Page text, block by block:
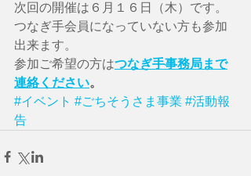
次回の開催は６月１６日（木）です。
つなぎ手会員になっていない方も参加
出来ます。
参加ご希望の方はつなぎ手事務局まで
連絡ください。
#イベント #ごちそうさま事業 #活動報
告